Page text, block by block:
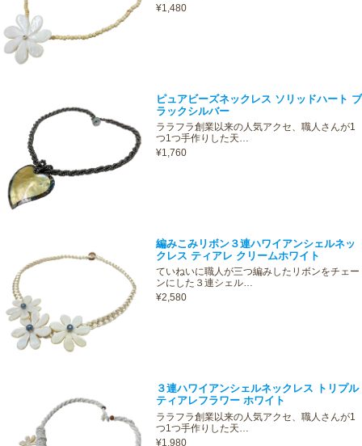
¥1,480
ピュアビーズネックレス ソリッドハート ブ
ラックシルバー
ララフラ創業以来の人気アクセ、職人さんが1
つ1つ手作りした天…
¥1,760
編みこみリボン３連ハワイアンシェルネッ
クレス ティアレ クリームホワイト
ていねいに職人が三つ編みしたリボンをチェー
ンにした３連シェル…
¥2,580
３連ハワイアンシェルネックレス トリプル
ティアレフラワー ホワイト
ララフラ創業以来の人気アクセ、職人さんが1
つ1つ手作りした天…
¥1,980